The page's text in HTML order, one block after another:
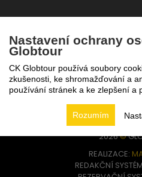
224
2026©
REALIZACE:
REDAKČNÍ
Nastavení ochrany
Globtour
CK Globtour používá soubory
zkušenosti, ke shromažďování a
používání stránek a ke zlepšení a
Rozumím